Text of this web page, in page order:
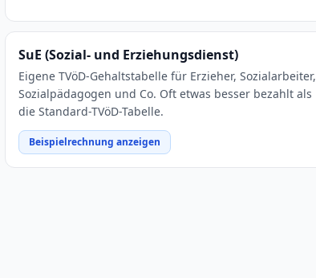
SuE (Sozial- und Erziehungsdienst)
Eigene TVöD-Gehaltstabelle für Erzieher, Sozialarbeiter,
Sozialpädagogen und Co. Oft etwas besser bezahlt als
die Standard-TVöD-Tabelle.
Beispielrechnung anzeigen